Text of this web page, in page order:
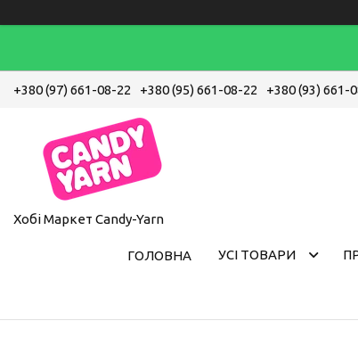
+380 (97) 661-08-22 +380 (95) 661-08-22 +380 (93) 661-
Хобі Маркет Candy-Yarn
ГОЛОВНА УСІ ТОВАРИ